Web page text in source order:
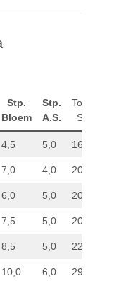
Stp.
Bloem
Stp.
A.S.
Totaal
Stp.
4,5 5,0 16,5
7,0 4,0 20,5
6,0 5,0 20,5
7,5 5,0 20,5
8,5 5,0 22,5
10,0 6,0 29,5